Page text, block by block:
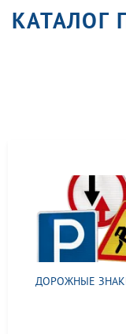
КАТАЛОГ
ДОРОЖНЫЕ